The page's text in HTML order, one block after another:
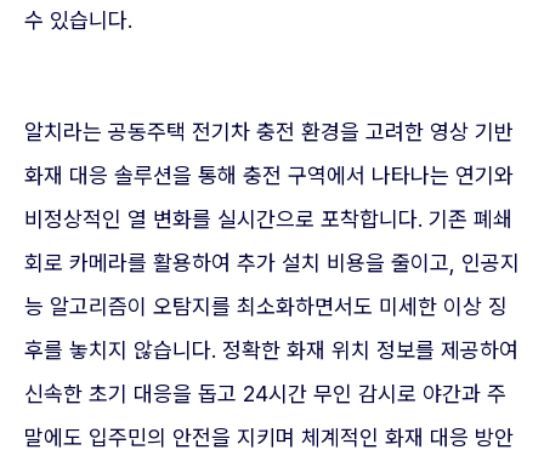
수 있습니다.
알치라는 공동주택 전기차 충전 환경을 고려한 영상 기반
화재 대응 솔루션을 통해 충전 구역에서 나타나는 연기와
비정상적인 열 변화를 실시간으로 포착합니다. 기존 폐쇄
회로 카메라를 활용하여 추가 설치 비용을 줄이고, 인공지
능 알고리즘이 오탐지를 최소화하면서도 미세한 이상 징
후를 놓치지 않습니다. 정확한 화재 위치 정보를 제공하여
신속한 초기 대응을 돕고 24시간 무인 감시로 야간과 주
말에도 입주민의 안전을 지키며 체계적인 화재 대응 방안